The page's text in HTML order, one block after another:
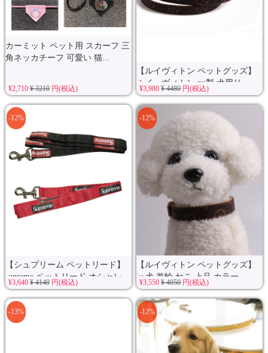
カーミット ペット用 スカーフ 三
角ネッカチーフ 可愛い 猫...
¥2,710 ¥ 3210円(税込)
【ルイヴィトン ペットグッズ】
ルイ・ヴィトン pu製 犬用リ...
¥3,980¥ 4480円(税込)
【シュプリーム ペットリード】
supreme ペットリード オシャレ...
-12%
¥3,640 ¥ 4140円(税込)
【ルイヴィトン ペットグッズ】
lv 犬 首輪 ねこ 上品 カラー...
-12%
¥3,550¥ 4050円(税込)
-13% -12%